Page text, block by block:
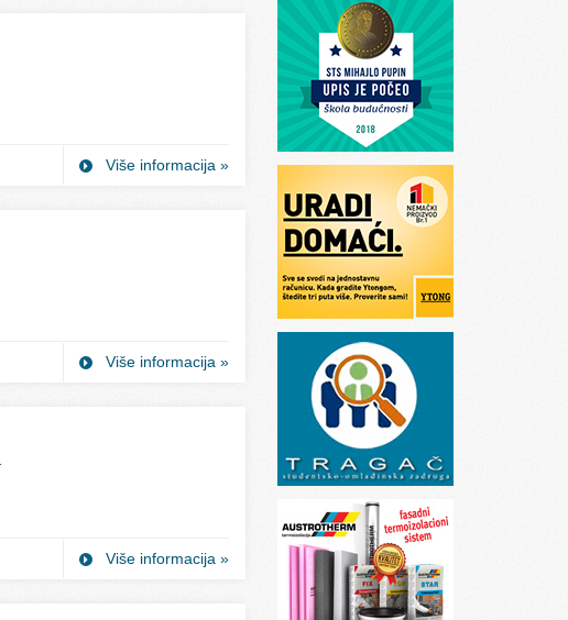
Više informacija »
Više informacija »
Više informacija »